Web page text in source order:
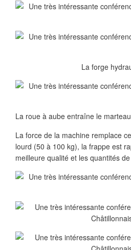
La forge
La roue à aube entraîne le
La force de la machine remplace
lourd (50 à 100 kg), la frappe est
meilleure qualité et les quantités